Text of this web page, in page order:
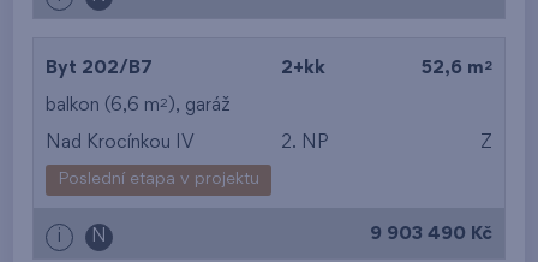
Byt 202/B7 2+kk 52,6 m 2
balkon (6,6 m2 ), garáž
Nad Krocínkou IV 2. NP Z
Poslední etapa v projektu
i N 9 903 490 Kč